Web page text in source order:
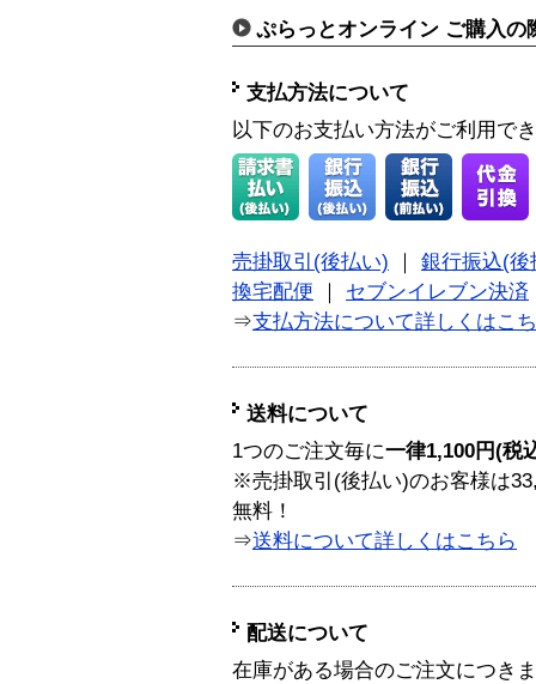
ぷらっとオンライン ご購入の
支払方法について
以下のお支払い方法がご利用で
売掛取引(後払い)
銀行振込(後
換宅配便
セブンイレブン決済
⇒支払方法について詳しくはこ
送料について
1つのご注文毎に一律1,100円(税
※売掛取引(後払い)のお客様は
無料！
⇒送料について詳しくはこちら
配送について
在庫がある場合のご注文につき